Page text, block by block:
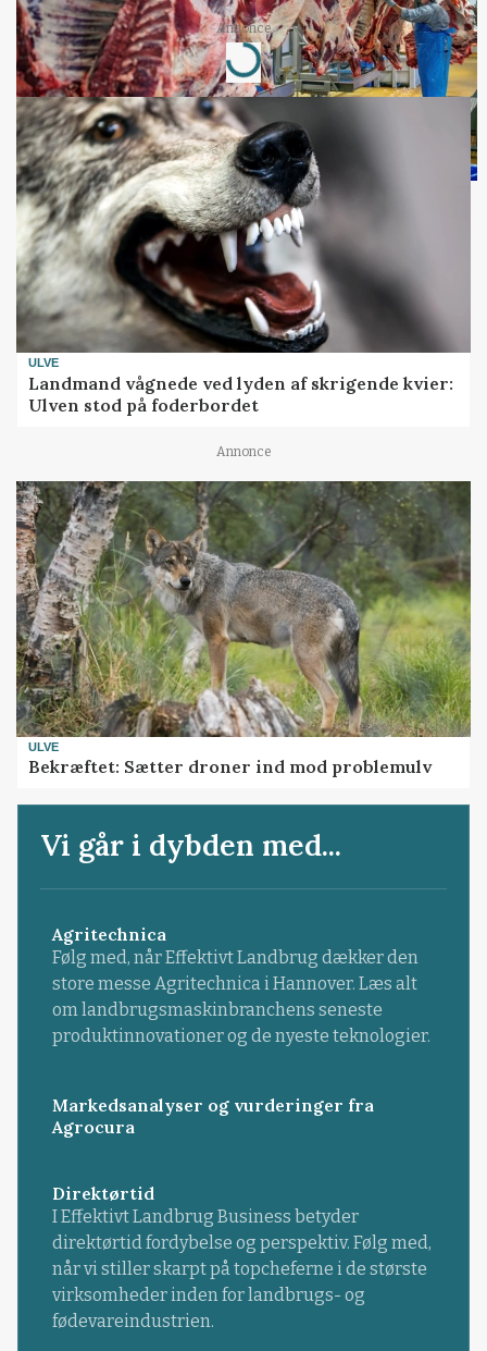
Annonce
Loading...
ULVE
Landmand vågnede ved lyden af skrigende kvier:
Ulven stod på foderbordet
Annonce
ULVE
Bekræftet: Sætter droner ind mod problemulv
Vi går i dybden med...
Agritechnica
Følg med, når Effektivt Landbrug dækker den
store messe Agritechnica i Hannover. Læs alt
om landbrugsmaskinbranchens seneste
produktinnovationer og de nyeste teknologier.
Markedsanalyser og vurderinger fra
Agrocura
Direktørtid
I Effektivt Landbrug Business betyder
direktørtid fordybelse og perspektiv. Følg med,
når vi stiller skarpt på topcheferne i de største
virksomheder inden for landbrugs- og
fødevareindustrien.